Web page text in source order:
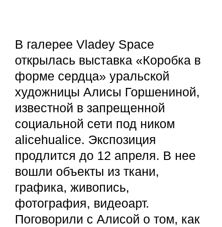
В галерее Vladey Space
открылась выставка «Коробка в
форме сердца» уральской
художницы Алисы Горшениной,
известной в запрещенной
социальной сети под ником
alicehualice. Экспозиция
продлится до 12 апреля. В нее
вошли объекты из ткани,
графика, живопись,
фотография, видеоарт.
Поговорили с Алисой о том, как